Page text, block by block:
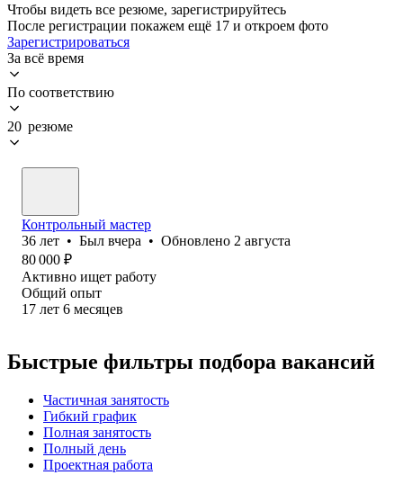
Чтобы видеть все резюме, зарегистрируйтесь
После регистрации покажем ещё 17 и откроем фото
Зарегистрироваться
За всё время
По соответствию
20 резюме
Контрольный мастер
36 лет • Был вчера • Обновлено 2 августа
80 000 ₽
Активно ищет работу
Общий опыт
17 лет 6 месяцев
Быстрые фильтры подбора вакансий
Частичная занятость
Гибкий график
Полная занятость
Полный день
Проектная работа